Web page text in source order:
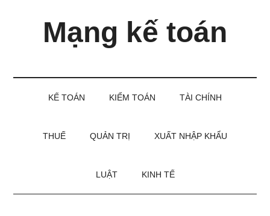
Mạng kế toán
KẾ TOÁN KIỂM TOÁN TÀI CHÍNH
THUẾ QUẢN TRỊ XUẤT NHẬP KHẨU
LUẬT KINH TẾ